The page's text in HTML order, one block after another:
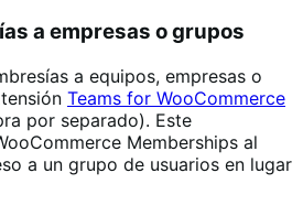
a empresas o grupos
a equipos, empresas o
Teams for WooCommerce
por separado). Este
Memberships al
a un grupo de usuarios en lugar